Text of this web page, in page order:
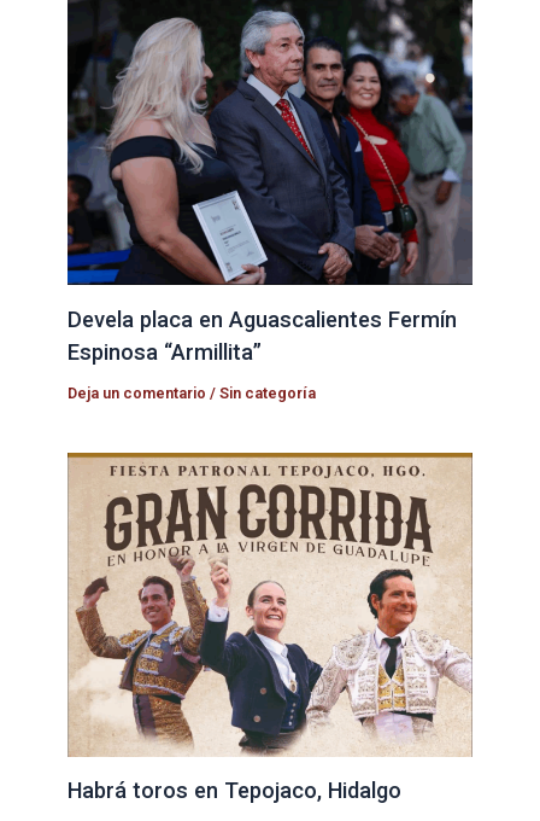
Devela placa en Aguascalientes Fermín
Espinosa “Armillita”
Deja un comentario /Sin categoría
Habrá toros en Tepojaco, Hidalgo